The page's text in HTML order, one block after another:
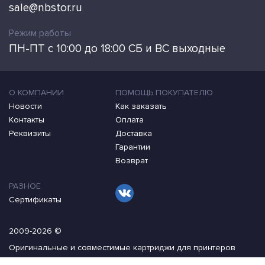
sale@nbstor.ru
Режим работы
ПН-ПТ с 10:00 до 18:00 СБ и ВС выходные
2009-2026 ©
Оригинальные и совместимые картриджи для принтеров
О КОМПАНИИ
Новости
Контакты
Реквизиты
ПОМОЩЬ ПОКУПАТЕЛЮ
Как заказать
Оплата
Доставка
Гарантии
Возврат
РАЗНОЕ
Сертификаты